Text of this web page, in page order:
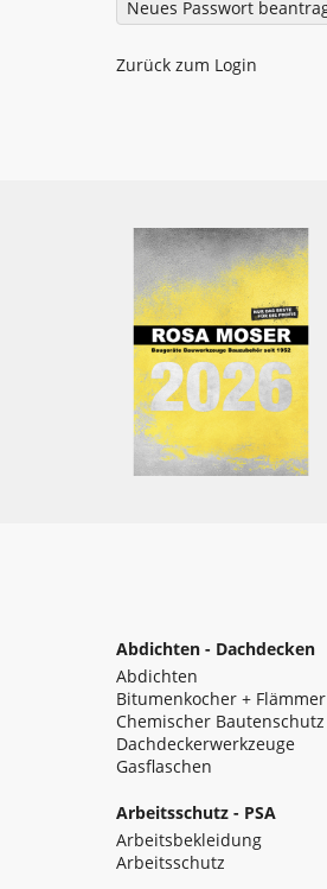
Zurück zum Login
Abdichten - Dachdecken
Abdichten
Bitumenkocher + Flämmer
Chemischer Bautenschutz
Dachdeckerwerkzeuge
Gasflaschen
Arbeitsschutz - PSA
Arbeitsbekleidung
Arbeitsschutz